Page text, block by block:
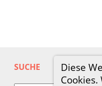
Diese
SUCHE